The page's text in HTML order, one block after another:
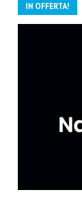
IN OFFERTA!